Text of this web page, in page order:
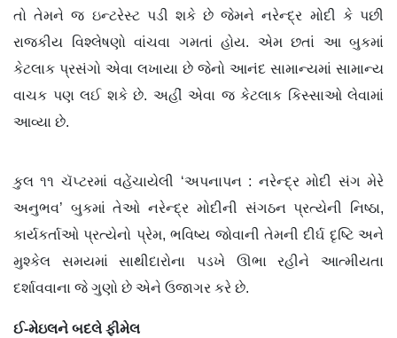
તો તેમને જ ઇન્ટરેસ્ટ પડી શકે છે જેમને નરેન્દ્ર મોદી કે પછી
રાજકીય વિશ્લેષણો વાંચવા ગમતાં હોય. એમ છતાં આ બુકમાં
કેટલાક પ્રસંગો એવા લખાયા છે જેનો આનંદ સામાન્યમાં સામાન્ય
વાચક પણ લઈ શકે છે. અહીં એવા જ કેટલાક કિસ્સાઓ લેવામાં
આવ્યા છે.
કુલ ૧૧ ચૅપ્ટરમાં વહેંચાયેલી ‘અપનાપન : નરેન્દ્ર મોદી સંગ મેરે
અનુભવ’ બુકમાં તેઓ નરેન્દ્ર મોદીની સંગઠન પ્રત્યેની નિષ્ઠા,
કાર્યકર્તાઓ પ્રત્યેનો પ્રેમ, ભવિષ્ય જોવાની તેમની દીર્ઘ દૃષ્ટિ અને
મુશ્કેલ સમયમાં સાથીદારોના પડખે ઊભા રહીને આત્મીયતા
દર્શાવવાના જે ગુણો છે એને ઉજાગર કરે છે.
ઈ-મેઇલને બદલે ફીમેલ